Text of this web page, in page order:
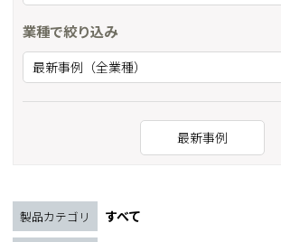
業種で絞り込み
最新事例（全業種）
最新事例
製品カテゴリ すべて